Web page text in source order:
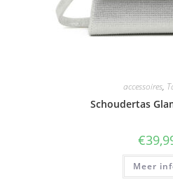
accessoires,
Schoudertas
€
Meer